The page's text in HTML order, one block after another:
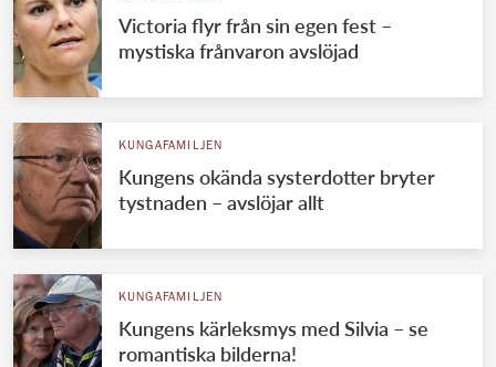
Victoria flyr från sin egen fest –
mystiska frånvaron avslöjad
KUNGAFAMILJEN
Kungens okända systerdotter bryter
tystnaden – avslöjar allt
KUNGAFAMILJEN
Kungens kärleksmys med Silvia – se
romantiska bilderna!